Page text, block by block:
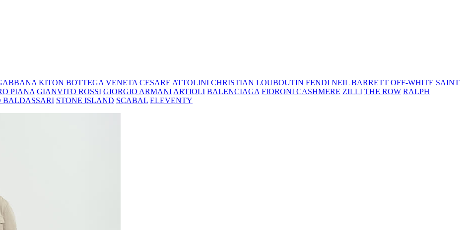
KITON BOTTEGA VENETA CESARE ATTOLINI CHRISTIAN LOUBOUTIN FENDI NEIL BARRETT OFF-WHITE SAINT
PIANA GIANVITO ROSSI GIORGIO ARMANIARTIOLI BALENCIAGA FIORONI CASHMERE ZILLI THE ROW RALPH
BALDASSARI STONE ISLAND SCABAL ELEVENTY